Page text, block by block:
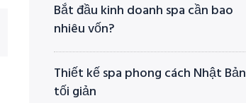
Bắt đầu kinh doanh spa cần bao
nhiêu vốn?
Thiết kế spa phong cách Nhật Bản
tối giản